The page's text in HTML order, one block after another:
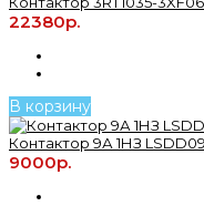
22380р.
В корзину
Контактор 9А 1НЗ
9000р.